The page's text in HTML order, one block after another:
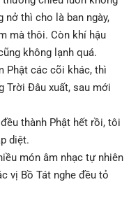
nở thì cho là ban ngày,
mà thôi. Còn khí hậu
không lạnh quá.
Phật các cõi khác, thì
Trời Đâu xuất, sau mới
thành Phật hết rồi, tôi
diệt.
món âm nhạc tự nhiên
vị Bồ Tát nghe đều tỏ